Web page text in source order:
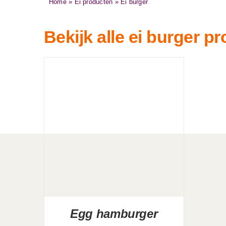
Home» Ei producten » Ei burger
Bekijk alle ei burger
Egg hamburger